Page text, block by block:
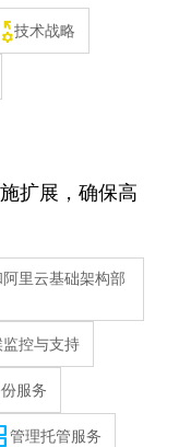
技术战略
扩展，确保高
阿里云基础架构部
控与支持
服务
管理托管服务